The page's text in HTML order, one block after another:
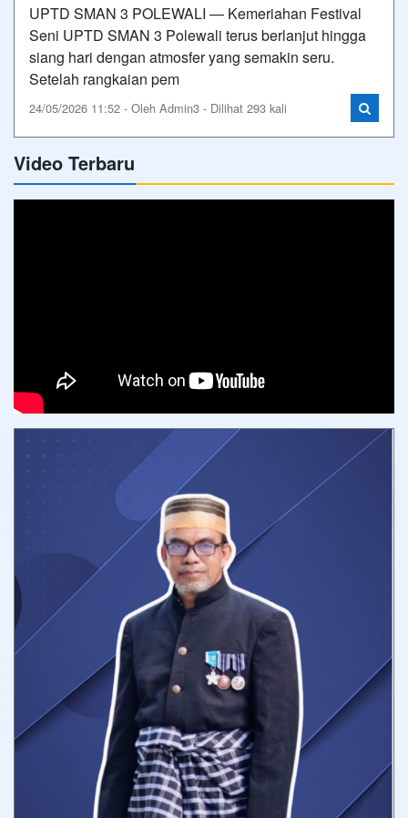
UPTD SMAN 3 POLEWALI — Kemeriahan Festival
Seni UPTD SMAN 3 Polewali terus berlanjut hingga
siang hari dengan atmosfer yang semakin seru.
Setelah rangkaian pem
24/05/2026 11:52 - Oleh Admin3 - Dilihat 293 kali
Video Terbaru